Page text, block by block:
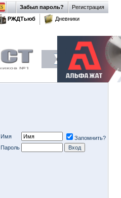
Регистрация
Забыл пароль?
РЖДТьюб
Дневники
Имя
Запомнить?
Пароль